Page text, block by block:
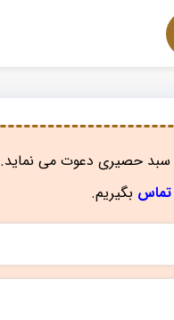
سبد حصیری دعوت می نماید.
تماس بگیریم.